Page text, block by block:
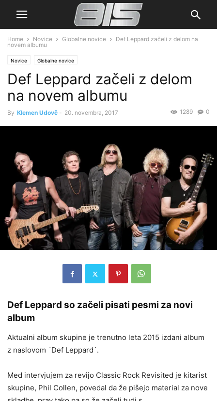
Home Novice Globalne novice
Def Leppard začeli z delom na
novem albumu
Novice Globalne novice
Def Leppard začeli z delom
na novem albumu
By Klemen Udovč - 20. novembra, 2017 0
1289
Def Leppard so začeli pisati pesmi za novi
album
Aktualni album skupine je trenutno leta 2015 izdani album
z naslovom ´Def Leppard´.
Med intervjujem za revijo Classic Rock Revisited je kitarist
skupine, Phil Collen, povedal da že pišejo material za nove